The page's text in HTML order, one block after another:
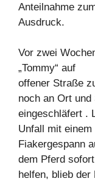
Anteilnahme
Ausdruck.
Vor zwei
„Tommy“ auf
offener Straße
noch an Ort und
eingeschläfert .
Unfall mit einem
Fiakergespann
dem Pferd
helfen, blieb